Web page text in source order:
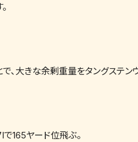
、大きな余剰重量をタングステン
165ヤード位飛ぶ。